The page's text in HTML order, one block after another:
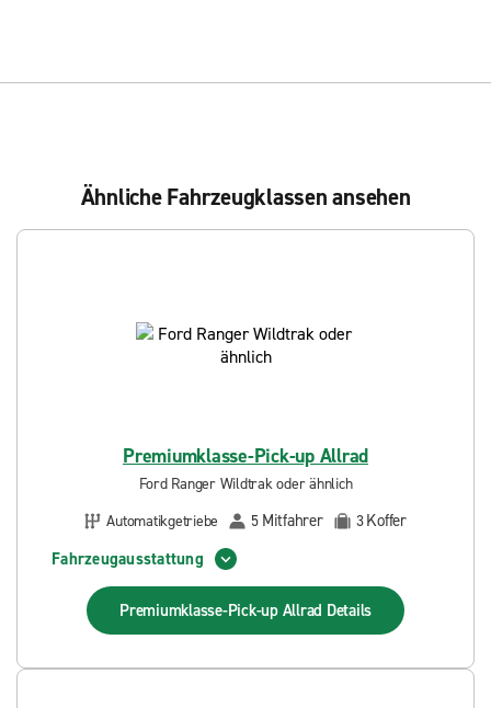
Ähnliche Fahrzeugklassen ansehen
Premiumklasse-Pick-up Allrad
Ford Ranger Wildtrak oder ähnlich
Automatikgetriebe
5 Mitfahrer 3Koffer
Fahrzeugausstattung
Premiumklasse-Pick-up Allrad Details